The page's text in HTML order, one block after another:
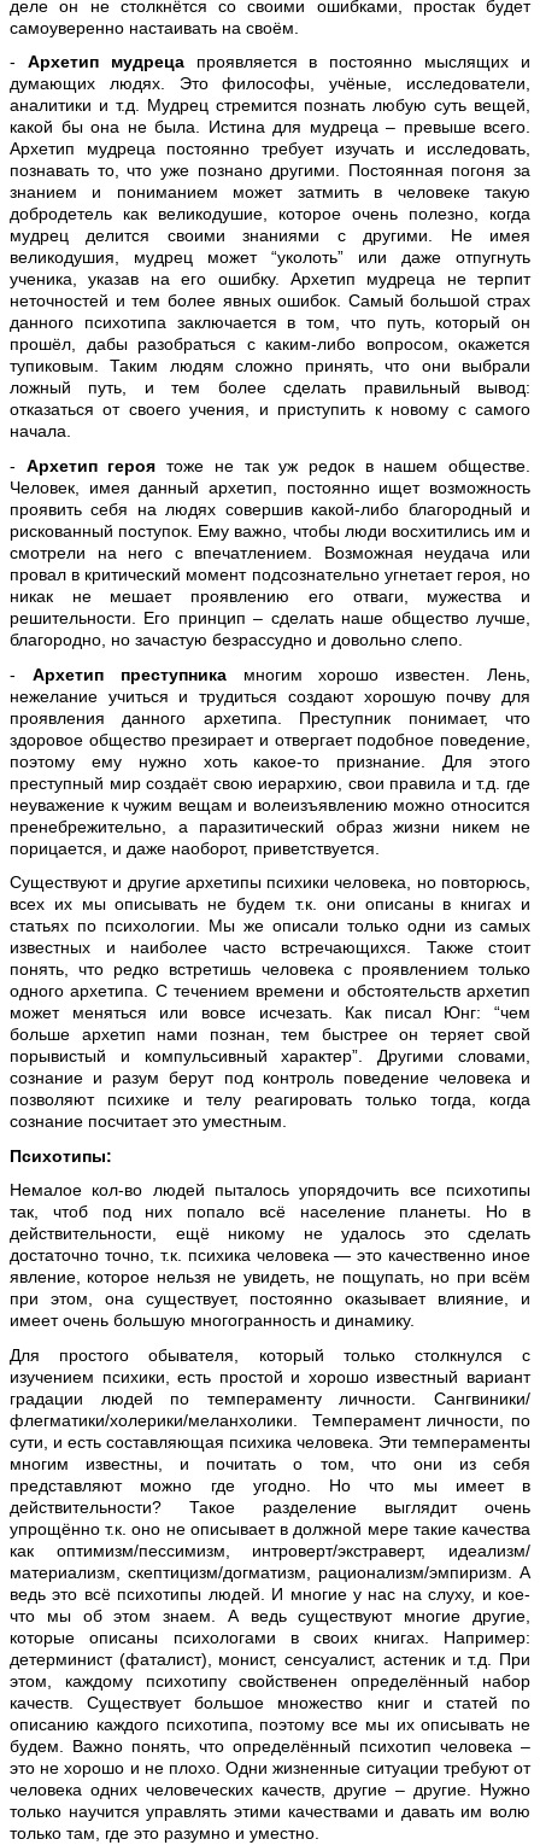
деле он не столкнётся со своими ошибками, простак будет
самоуверенно настаивать на своём.
- Архетип мудреца проявляется в постоянно мыслящих и
думающих людях. Это философы, учёные, исследователи,
аналитики и т.д. Мудрец стремится познать любую суть вещей,
какой бы она не была. Истина для мудреца – превыше всего.
Архетип мудреца постоянно требует изучать и исследовать,
познавать то, что уже познано другими. Постоянная погоня за
знанием и пониманием может затмить в человеке такую
добродетель как великодушие, которое очень полезно, когда
мудрец делится своими знаниями с другими. Не имея
великодушия, мудрец может “уколоть” или даже отпугнуть
ученика, указав на его ошибку. Архетип мудреца не терпит
неточностей и тем более явных ошибок. Самый большой страх
данного психотипа заключается в том, что путь, который он
прошёл, дабы разобраться с каким-либо вопросом, окажется
тупиковым. Таким людям сложно принять, что они выбрали
ложный путь, и тем более сделать правильный вывод:
отказаться от своего учения, и приступить к новому с самого
начала.
- Архетип героя тоже не так уж редок в нашем обществе.
Человек, имея данный архетип, постоянно ищет возможность
проявить себя на людях совершив какой-либо благородный и
рискованный поступок. Ему важно, чтобы люди восхитились им и
смотрели на него с впечатлением. Возможная неудача или
провал в критический момент подсознательно угнетает героя, но
никак не мешает проявлению его отваги, мужества и
решительности. Его принцип – сделать наше общество лучше,
благородно, но зачастую безрассудно и довольно слепо.
- Архетип преступника многим хорошо известен. Лень,
нежелание учиться и трудиться создают хорошую почву для
проявления данного архетипа. Преступник понимает, что
здоровое общество презирает и отвергает подобное поведение,
поэтому ему нужно хоть какое-то признание. Для этого
преступный мир создаёт свою иерархию, свои правила и т.д. где
неуважение к чужим вещам и волеизъявлению можно относится
пренебрежительно, а паразитический образ жизни никем не
порицается, и даже наоборот, приветствуется.
Существуют и другие архетипы психики человека, но повторюсь,
всех их мы описывать не будем т.к. они описаны в книгах и
статьях по психологии. Мы же описали только одни из самых
известных и наиболее часто встречающихся. Также стоит
понять, что редко встретишь человека с проявлением только
одного архетипа. С течением времени и обстоятельств архетип
может меняться или вовсе исчезать. Как писал Юнг: “чем
больше архетип нами познан, тем быстрее он теряет свой
порывистый и компульсивный характер”. Другими словами,
сознание и разум берут под контроль поведение человека и
позволяют психике и телу реагировать только тогда, когда
сознание посчитает это уместным.
Психотипы:
Немалое кол-во людей пыталось упорядочить все психотипы
так, чтоб под них попало всё население планеты. Но в
действительности, ещё никому не удалось это сделать
достаточно точно, т.к. психика человека — это качественно иное
явление, которое нельзя не увидеть, не пощупать, но при всём
при этом, она существует, постоянно оказывает влияние, и
имеет очень большую многогранность и динамику.
Для простого обывателя, который только столкнулся с
изучением психики, есть простой и хорошо известный вариант
градации людей по темпераменту личности. Сангвиники/
флегматики/холерики/меланхолики. Темперамент личности, по
сути, и есть составляющая психика человека. Эти темпераменты
многим известны, и почитать о том, что они из себя
представляют можно где угодно. Но что мы имеет в
действительности? Такое разделение выглядит очень
упрощённо т.к. оно не описывает в должной мере такие качества
как оптимизм/пессимизм, интроверт/экстраверт, идеализм/
материализм, скептицизм/догматизм, рационализм/эмпиризм. А
ведь это всё психотипы людей. И многие у нас на слуху, и кое-
что мы об этом знаем. А ведь существуют многие другие,
которые описаны психологами в своих книгах. Например:
детерминист (фаталист), монист, сенсуалист, астеник и т.д. При
этом, каждому психотипу свойственен определённый набор
качеств. Существует большое множество книг и статей по
описанию каждого психотипа, поэтому все мы их описывать не
будем. Важно понять, что определённый психотип человека –
это не хорошо и не плохо. Одни жизненные ситуации требуют от
человека одних человеческих качеств, другие – другие. Нужно
только научится управлять этими качествами и давать им волю
только там, где это разумно и уместно.